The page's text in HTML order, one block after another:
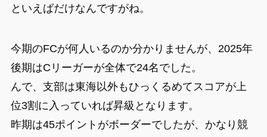
といえばだけなんですがね。
今期のFCが何人いるのか分かりませんが、2025年
後期はCリーガーが全体で24名でした。
んで、支部は東海以外もひっくるめてスコアが上
位3割に入っていれば昇級となります。
昨期は45ポイントがボーダーでしたが、かなり競